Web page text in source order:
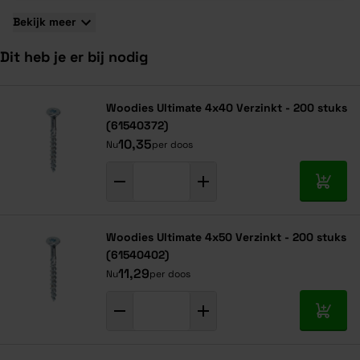
Bekijk meer
Dit heb je er bij nodig
Woodies Ultimate 4x40 Verzinkt - 200 stuks
(61540372)
Nu10,35per doos
In
Woodies Ultimate 4x50 Verzinkt - 200 stuks
(61540402)
Nu11,29per doos
In